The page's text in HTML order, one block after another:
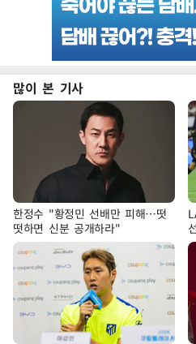
많이 본 기사
한정수 "황정민 선배만 피해…떳
떳하면 신분 공개하라"